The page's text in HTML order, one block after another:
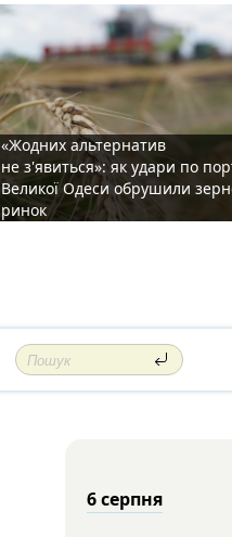
«Жодних альтернатив
не з'явиться»: як удари по
Великої Одеси обрушили
ринок
6 серпня